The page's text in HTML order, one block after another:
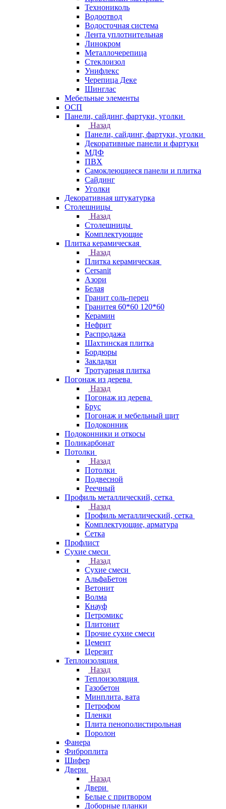
Технониколь
Водоотвод
Водосточная система
Лента уплотнительная
Линокром
Металлочерепица
Стеклоизол
Унифлекс
Черепица Деке
Шинглас
Мебельные элементы
ОСП
Панели, сайдинг, фартуки, уголки
Назад
Панели, сайдинг, фартуки, уголки
Декоративные панели и фартуки
МДФ
ПВХ
Самоклеющиеся панели и плитка
Сайдинг
Уголки
Декоративная штукатурка
Столешницы
Назад
Столешницы
Комплектующие
Плитка керамическая
Назад
Плитка керамическая
Cersanit
Азори
Белая
Гранит соль-перец
Гранитея 60*60 120*60
Керамин
Нефрит
Распродажа
Шахтинская плитка
Бордюры
Закладки
Тротуарная плитка
Погонаж из дерева
Назад
Погонаж из дерева
Брус
Погонаж и мебельный щит
Подоконник
Подоконники и откосы
Поликарбонат
Потолки
Назад
Потолки
Подвесной
Реечный
Профиль металлический, сетка
Назад
Профиль металлический, сетка
Комплектующие, арматура
Сетка
Профлист
Сухие смеси
Назад
Сухие смеси
АльфаБетон
Ветонит
Волма
Кнауф
Петромикс
Плитонит
Прочие сухие смеси
Цемент
Церезит
Теплоизоляция
Назад
Теплоизоляция
Газобетон
Минплита, вата
Петрофом
Пленки
Плита пенополистирольная
Поролон
Фанера
Фиброплита
Шифер
Двери
Назад
Двери
Белые с притвором
Доборные планки